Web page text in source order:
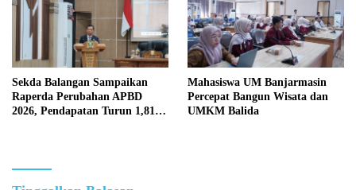
Sekda Balangan Sampaikan
Raperda Perubahan APBD
2026, Pendapatan Turun 1,81
Mahasiswa UM Banjarmasin
Percepat Bangun Wisata dan
UMKM Balida